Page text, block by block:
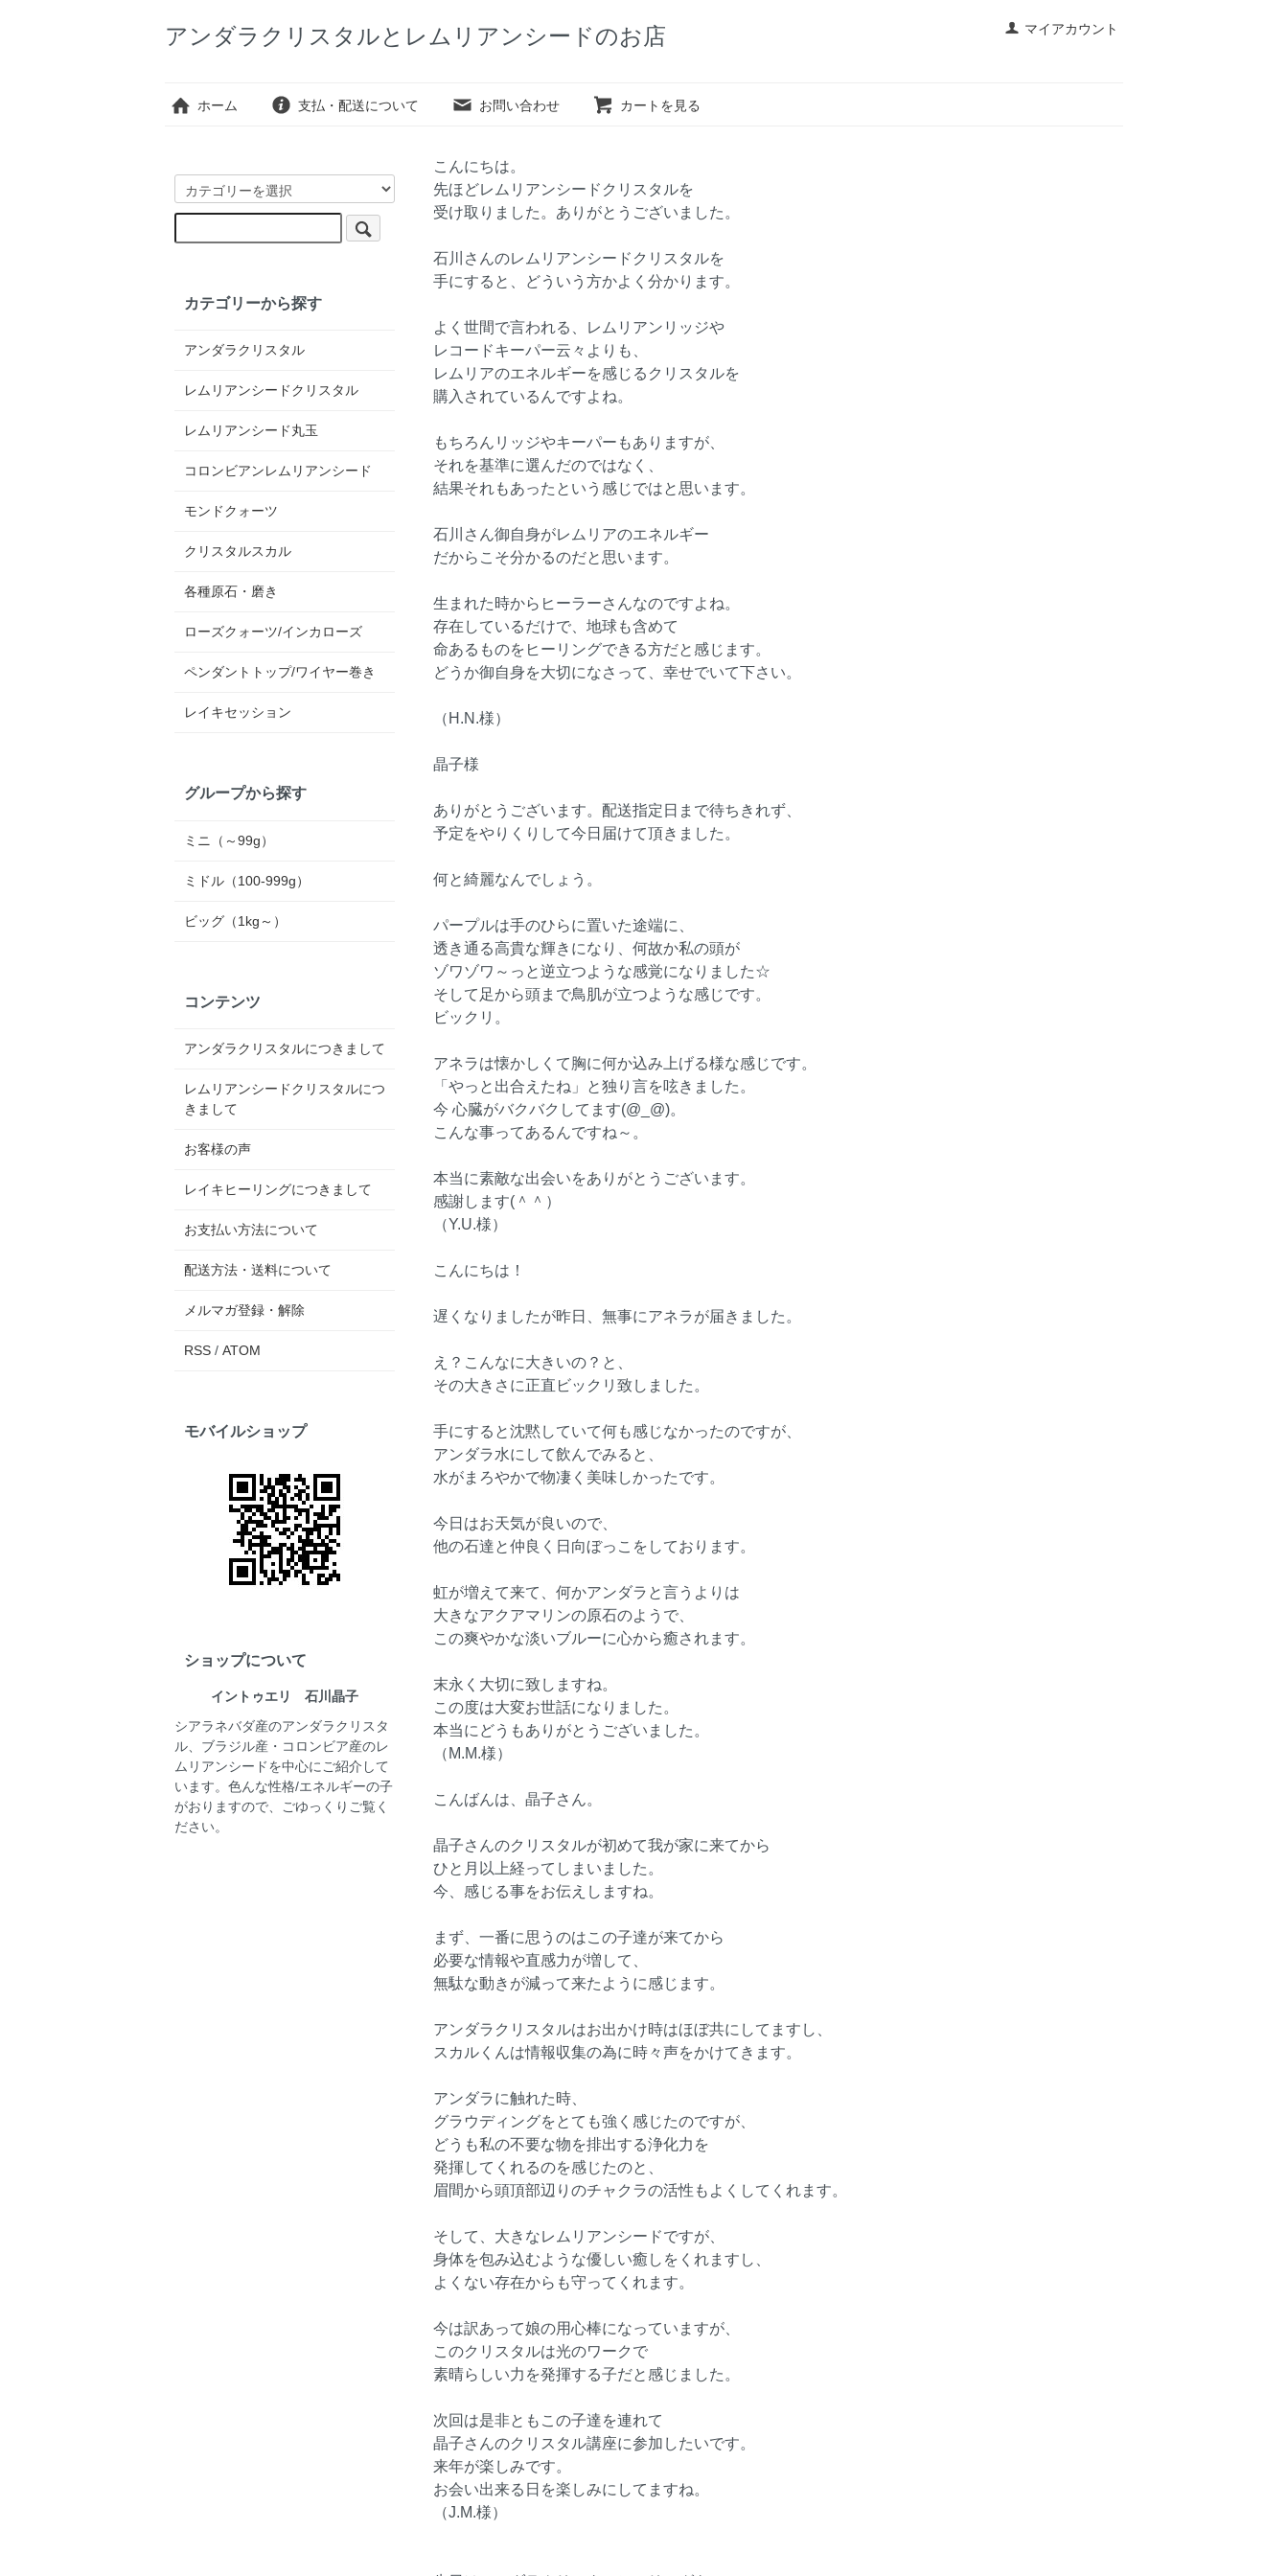
マイアカウント
アンダラクリスタルとレムリアンシードのお店
ホーム 支払・配送について お問い合わせ カートを見る
こんにちは。
先ほどレムリアンシードクリスタルを
受け取りました。ありがとうございました。
石川さんのレムリアンシードクリスタルを
手にすると、どういう方かよく分かります。
よく世間で言われる、レムリアンリッジや
レコードキーパー云々よりも、
レムリアのエネルギーを感じるクリスタルを
購入されているんですよね。
もちろんリッジやキーパーもありますが、
それを基準に選んだのではなく、
結果それもあったという感じではと思います。
石川さん御自身がレムリアのエネルギー
だからこそ分かるのだと思います。
生まれた時からヒーラーさんなのですよね。
存在しているだけで、地球も含めて
命あるものをヒーリングできる方だと感じます。
どうか御自身を大切になさって、幸せでいて下さい。
（H.N.様）
晶子様
ありがとうございます。配送指定日まで待ちきれず、
予定をやりくりして今日届けて頂きました。
何と綺麗なんでしょう。
パープルは手のひらに置いた途端に、
透き通る高貴な輝きになり、何故か私の頭が
ゾワゾワ～っと逆立つような感覚になりました☆
そして足から頭まで鳥肌が立つような感じです。
ビックリ。
アネラは懐かしくて胸に何か込み上げる様な感じです。
「やっと出合えたね」と独り言を呟きました。
今 心臓がバクバクしてます(@_@)。
こんな事ってあるんですね～。
本当に素敵な出会いをありがとうございます。
感謝します(＾＾）
（Y.U.様）
こんにちは！
遅くなりましたが昨日、無事にアネラが届きました。
え？こんなに大きいの？と、
その大きさに正直ビックリ致しました。
手にすると沈黙していて何も感じなかったのですが、
アンダラ水にして飲んでみると、
水がまろやかで物凄く美味しかったです。
今日はお天気が良いので、
他の石達と仲良く日向ぼっこをしております。
虹が増えて来て、何かアンダラと言うよりは
大きなアクアマリンの原石のようで、
この爽やかな淡いブルーに心から癒されます。
末永く大切に致しますね。
この度は大変お世話になりました。
本当にどうもありがとうございました。
（M.M.様）
こんばんは、晶子さん。
晶子さんのクリスタルが初めて我が家に来てから
ひと月以上経ってしまいました。
今、感じる事をお伝えしますね。
まず、一番に思うのはこの子達が来てから
必要な情報や直感力が増して、
無駄な動きが減って来たように感じます。
アンダラクリスタルはお出かけ時はほぼ共にしてますし、
スカルくんは情報収集の為に時々声をかけてきます。
アンダラに触れた時、
グラウディングをとても強く感じたのですが、
どうも私の不要な物を排出する浄化力を
発揮してくれるのを感じたのと、
眉間から頭頂部辺りのチャクラの活性もよくしてくれます。
そして、大きなレムリアンシードですが、
身体を包み込むような優しい癒しをくれますし、
よくない存在からも守ってくれます。
今は訳あって娘の用心棒になっていますが、
このクリスタルは光のワークで
素晴らしい力を発揮する子だと感じました。
次回は是非ともこの子達を連れて
晶子さんのクリスタル講座に参加したいです。
来年が楽しみです。
お会い出来る日を楽しみにしてますね。
（J.M.様）
カテゴリーから探す
アンダラクリスタル
レムリアンシードクリスタル
レムリアンシード丸玉
コロンビアンレムリアンシード
モンドクォーツ
クリスタルスカル
各種原石・磨き
ローズクォーツ/インカローズ
ペンダントトップ/ワイヤー巻き
レイキセッション
グループから探す
ミニ（～99g）
ミドル（100-999g）
ビッグ（1kg～）
コンテンツ
アンダラクリスタルにつきまして
レムリアンシードクリスタルにつ
きまして
お客様の声
レイキヒーリングにつきまして
お支払い方法について
配送方法・送料について
メルマガ登録・解除
RSS / ATOM
モバイルショップ
ショップについて
イントゥエリ 石川晶子
シアラネバダ産のアンダラクリスタ
ル、ブラジル産・コロンビア産のレ
ムリアンシードを中心にご紹介して
います。色んな性格/エネルギーの子
がおりますので、ごゆっくりご覧く
ださい。